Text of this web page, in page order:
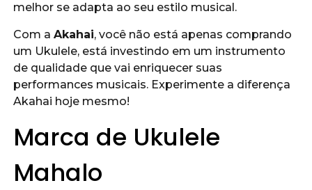
melhor se adapta ao seu estilo musical.
Com a Akahai, você não está apenas comprando
um Ukulele, está investindo em um instrumento
de qualidade que vai enriquecer suas
performances musicais. Experimente a diferença
Akahai hoje mesmo!
Marca de Ukulele
Mahalo